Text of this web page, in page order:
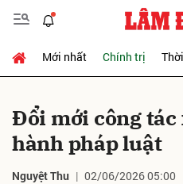
Mới nhất Chính trị
Đổi mới công
hành pháp luật
Nguyệt Thu 02/06/2026 05:00
Gửi bình luận